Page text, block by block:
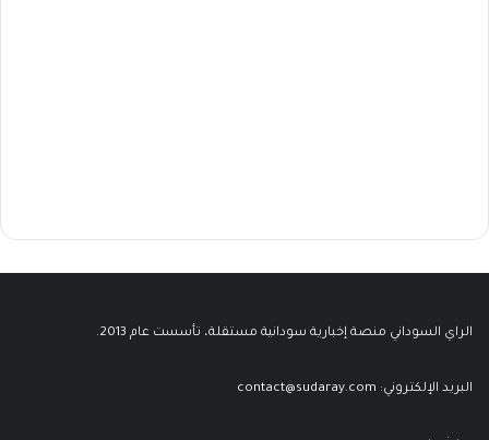
الراي السوداني منصة إخبارية سودانية مستقلة، تأسست عام 2013.
البريد الإلكتروني: contact@sudaray.com